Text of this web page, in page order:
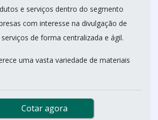
e serviços dentro do segmento
com interesse na divulgação de
de forma centralizada e ágil.
uma vasta variedade de materiais
Cotar agora